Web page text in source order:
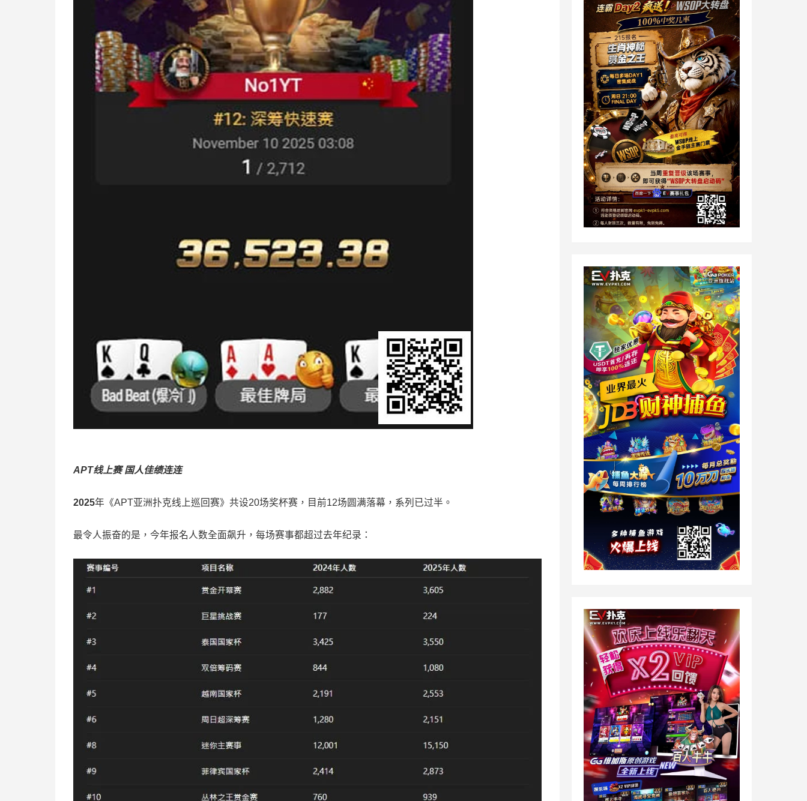
APT线上赛 国人佳绩连连
2025年《APT亚洲扑克线上巡回赛》共设20场奖杯赛，目前12场圆满落幕，系列已过半。
最令人振奋的是，今年报名人数全面飙升，每场赛事都超过去年纪录：